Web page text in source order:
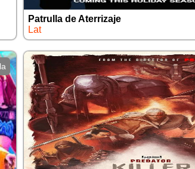
Patrulla de Aterrizaje
Lat